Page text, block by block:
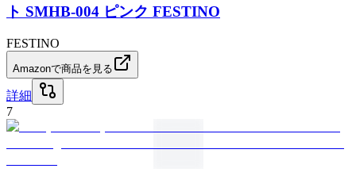
ト SMHB-004 ピンク FESTINO
FESTINO
Amazonで商品を見る
詳細
7